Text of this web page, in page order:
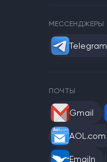
МЕССЕНДЖЕРЫ
Telegram
ПОЧТЫ
Gmail
AOL.com
Emailn